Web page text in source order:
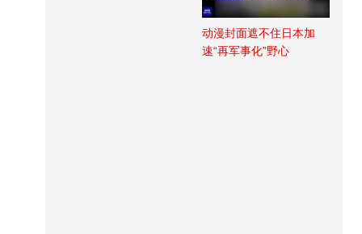
动漫封面遮不住日本加
速“再军事化”野心